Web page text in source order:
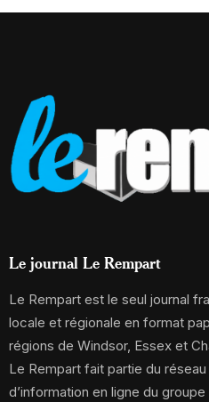
Le journal Le Rempart
Le Rempart est le seul journal
locale et régionale en format
régions de Windsor, Essex et
Le Rempart fait partie du
d’information en ligne du